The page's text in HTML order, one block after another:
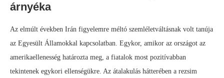
árnyéka
Az elmúlt években Irán figyelemre méltó szemléletváltásnak volt tanúja
az Egyesült Államokkal kapcsolatban. Egykor, amikor az országot az
amerikaellenesség határozta meg, a fiatalok most pozitívabban
tekintenek egykori ellenségükre. Az átalakulás hátterében a rezsim